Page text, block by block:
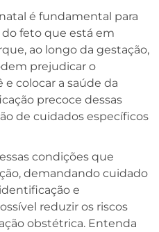
é fundamental para
feto que está em
ao longo da gestação,
prejudicar o
colocar a saúde da
precoce dessas
de cuidados específicos
condições que
demandando cuidado
e
reduzir os riscos
obstétrica. Entenda